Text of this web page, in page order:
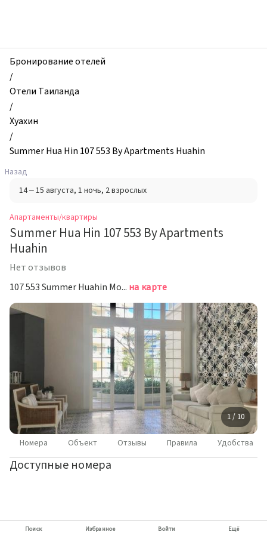
и
квартиры,
Summer
Hua
Hin
107
553
By
Apartments
Huahin,
Хуахин,
Таиланд
Бронирование отелей
/
Отели Таиланда
/
Хуахин
/
Summer Hua Hin 107 553 By Apartments Huahin
Назад
14 – 15 августа, 1 ночь, 2 взрослых
Апартаменты/квартиры
Summer Hua Hin 107 553 By Apartments
Huahin
Нет отзывов
107 553 Summer Huahin Moobannong Kae Khao Takiab Road Prachuap Khiri Khan, Хуахин на карте
1 / 10
Номера Объект Отзывы Правила Удобства
Доступные номера
Поиск Избранное Войти Ещё